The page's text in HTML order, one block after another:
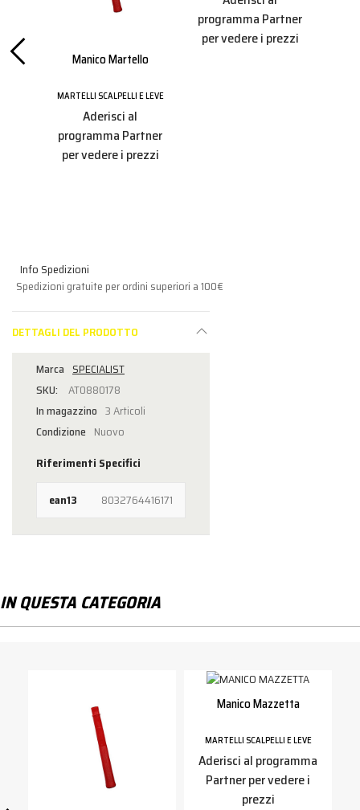
Manico Martello
MARTELLI SCALPELLI E LEVE
Aderisci al
programma Partner
per vedere i prezzi
programma Partner
per vedere i prezzi
Info Spedizioni
Spedizioni gratuite per ordini superiori a 100€
DETTAGLI DEL PRODOTTO
Marca SPECIALIST
AT0880178
In magazzino 3 Articoli
Condizione Nuovo
Riferimenti Specifici
ean13 8032764416171
IN QUESTA CATEGORIA
Manico Mazzetta
MARTELLI SCALPELLI E LEVE
Aderisci al programma
Partner per vedere i
prezzi